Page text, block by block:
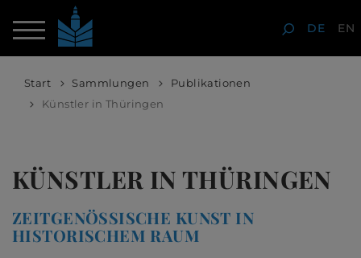
DE EN
Start Sammlungen
Publikationen
Künstler in Thüringen
KÜNSTLER IN THÜRINGEN
ZEITGENÖSSISCHE KUNST IN
HISTORISCHEM RAUM